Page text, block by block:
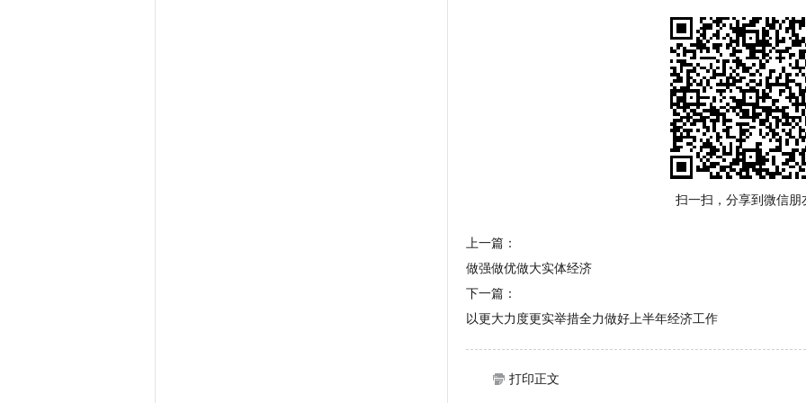
扫一扫，分享到微信朋
上一篇：
做强做优做大实体经济
下一篇：
以更大力度更实举措全力做好上半年经济工作
打印正文